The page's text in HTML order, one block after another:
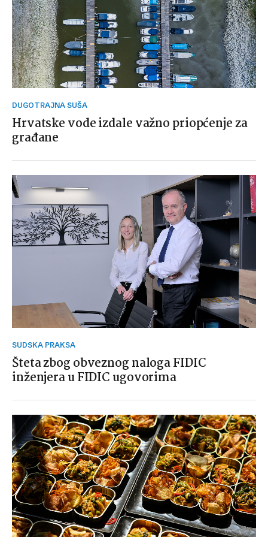
DUGOTRAJNA SUŠA
Hrvatske vode izdale važno priopćenje za
građane
SUDSKA PRAKSA
Šteta zbog obveznog naloga FIDIC
inženjera u FIDIC ugovorima